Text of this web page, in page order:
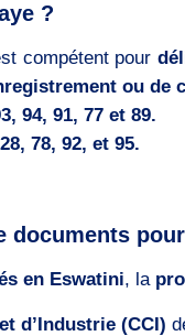
?
compétent pour
ou de
94, 91, 77 et 89.
78, 92, et 95.
en Eswatini, la
d’Industrie (CCI)